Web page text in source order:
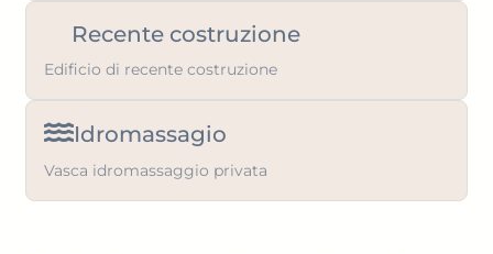
Recente costruzione
Edificio di recente costruzione
Idromassagio
Vasca idromassaggio privata